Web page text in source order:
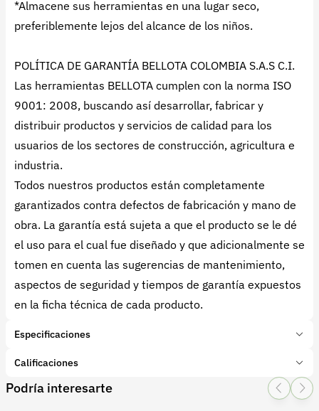
*Almacene sus herramientas en una lugar seco,
preferiblemente lejos del alcance de los niños.
POLÍTICA DE GARANTÍA BELLOTA COLOMBIA S.A.S C.I.
Las herramientas BELLOTA cumplen con la norma ISO
9001: 2008, buscando así desarrollar, fabricar y
distribuir productos y servicios de calidad para los
usuarios de los sectores de construcción, agricultura e
industria.
Todos nuestros productos están completamente
garantizados contra defectos de fabricación y mano de
obra. La garantía está sujeta a que el producto se le dé
el uso para el cual fue diseñado y que adicionalmente se
tomen en cuenta las sugerencias de mantenimiento,
aspectos de seguridad y tiempos de garantía expuestos
en la ficha técnica de cada producto.
Especificaciones
Marca:
BELLOTA
Tipo de producto:Insumo
Calificaciones
1 Star
2 Star
3 Star4 Star
Podría interesarte